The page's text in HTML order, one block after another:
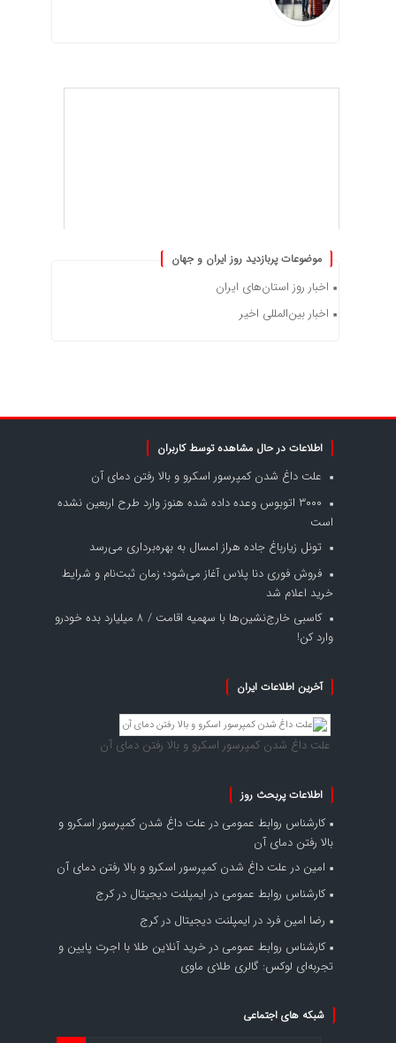
موضوعات پربازدید روز ایران و جهان
اخبار روز استان‌های ایران
اخبار بین‌المللی اخیر
اطلاعات در حال مشاهده توسط کاربران
علت داغ شدن کمپرسور اسکرو و بالا رفتن دمای آن
۳۰۰۰ اتوبوس وعده داده شده هنوز وارد طرح اربعین نشده
است
تونل زیارباغ جاده هراز امسال به بهره‌برداری می‌رسد
فروش فوری دنا پلاس آغاز می‌شود؛ زمان ثبت‌نام و شرایط
خرید اعلام شد
کاسبی خارج‌نشین‌ها با سهمیه اقامت / ۸ میلیارد بده خودرو
وارد کن!
آخرین اطلاعات ایران
علت داغ شدن کمپرسور اسکرو و بالا رفتن دمای آن
اطلاعات پربحث روز
کارشناس روابط عمومی در علت داغ شدن کمپرسور اسکرو و
بالا رفتن دمای آن
امین در علت داغ شدن کمپرسور اسکرو و بالا رفتن دمای آن
کارشناس روابط عمومی در ایمپلنت دیجیتال در کرج
رضا امین فرد در ایمپلنت دیجیتال در کرج
کارشناس روابط عمومی در خرید آنلاین طلا با اجرت پایین و
تجربه‌ای لوکس: گالری طلای ماوی
شبکه های اجتماعی